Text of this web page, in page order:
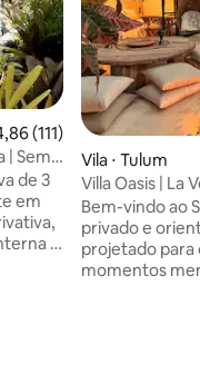
de uma avaliação
(111)
| Sem
de 3
em
e
Vila ⋅ Tulum
Villa Oasis | La
Chef
Bem-vindo ao
privado e
projetado para
momentos